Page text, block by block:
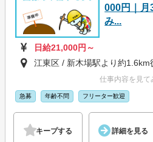
000円｜月
み...
日給21,000円～
江東区 / 新木場駅より約1.6km
仕事内容を見て
急募 年齢不問 フリーター歓迎
キープする 詳細を見る